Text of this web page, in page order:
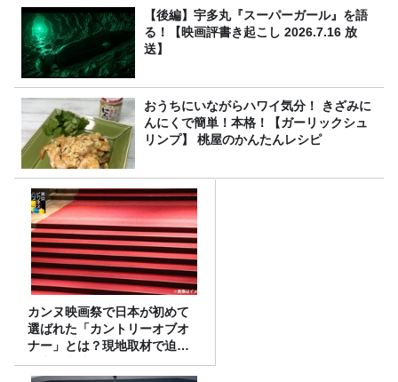
【後編】宇多丸『スーパーガール』を語
る！【映画評書き起こし 2026.7.16 放
送】
おうちにいながらハワイ気分！ きざみに
んにくで簡単！本格！【ガーリックシュ
リンプ】 桃屋のかんたんレシピ
カンヌ映画祭で日本が初めて
選ばれた「カントリーオブオ
ナー」とは？現地取材で迫る
選出の意味